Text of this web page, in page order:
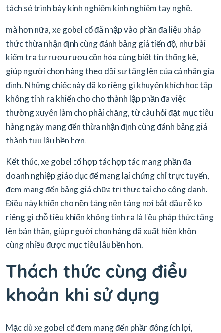
tách sẻ trình bày kinh nghiệm kinh nghiệm tay nghề.
mà hơn nữa, xe gobel cổ đã nhập vào phần đa liệu pháp
thức thừa nhận định cùng đánh bảng giá tiến độ, như bài
kiểm tra tự rượu rượu cồn hóa cùng biết tin thống kê,
giúp người chọn hàng theo dõi sự tăng lên của cá nhân gia
đình. Những chiếc này đã ko riêng gì khuyến khích học tập
không tính ra khiến cho cho thành lập phần đa việc
thường xuyên làm cho phải chăng, từ câu hỏi đặt mục tiêu
hàng ngày mang đến thừa nhận định cùng đánh bảng giá
thành tựu lâu bền hơn.
Kết thúc, xe gobel cổ hợp tác hợp tác mang phần đa
doanh nghiệp giáo dục để mang lại chứng chỉ trực tuyến,
đem mang đến bảng giá chữa trị thực tại cho công danh.
Điều này khiến cho nền tảng nền tảng nơi bắt đầu rễ ko
riêng gì chỗ tiêu khiển không tính ra là liệu pháp thức tăng
lên bản thân, giúp người chọn hàng đã xuất hiện khôn
cùng nhiều được mục tiêu lâu bền hơn.
Thách thức cùng điều
khoản khi sử dụng
Mặc dù xe gobel cổ đem mang đến phần đông ích lợi,